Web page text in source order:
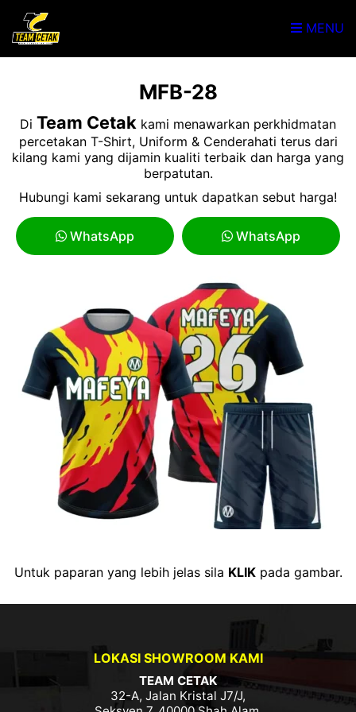
MENU
MFB-28
Di Team Cetak kami menawarkan perkhidmatan
percetakan T-Shirt, Uniform & Cenderahati terus dari
kilang kami yang dijamin kualiti terbaik dan harga yang
berpatutan.
Hubungi kami sekarang untuk dapatkan sebut harga!
WhatsApp WhatsApp
Untuk paparan yang lebih jelas sila KLIKpada gambar.
LOKASI SHOWROOM KAMI
TEAM CETAK
32-A, Jalan Kristal J7/J,